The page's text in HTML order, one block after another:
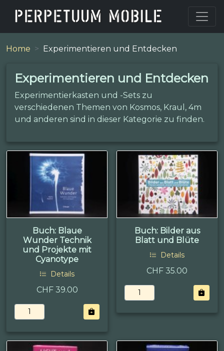
Home Experimentieren und Entdecken
Experimentieren und Entdecken
Experimentierkasten und -Sets zu
verschiedenen Themen von Kosmos, Kraul, 4m
und anderen sind in dieser Kategorie zu finden.
Buch: Blaue
Wunder Technik
und Projekte mit
Cyanotype
Details
CHF 39.00
Buch: Bilder aus
Blatt und Blüte
Details
CHF 35.00